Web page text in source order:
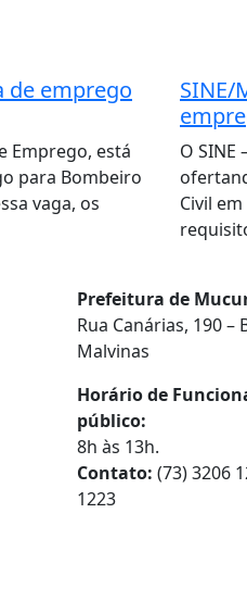
de emprego
Emprego, está
para Bombeiro
vaga, os
SINE/
O SINE
Civil
Prefeitura de
Rua Canárias, 190 –
Malvinas
Horário de
público:
8h às 13h.
Contato: (73) 3206
1223